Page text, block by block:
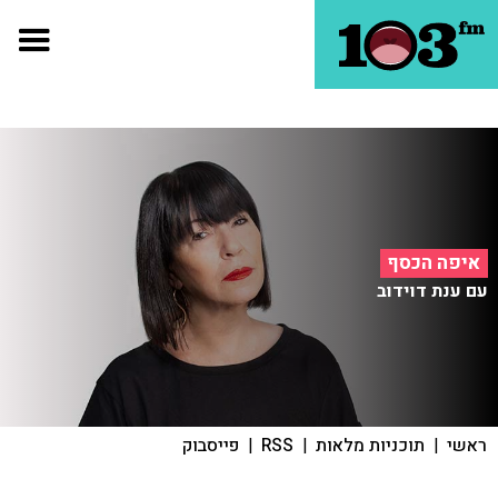
איפה הכסף
עם ענת דוידוב
ראשי | תוכניות מלאות |
RSS
| פייסבוק